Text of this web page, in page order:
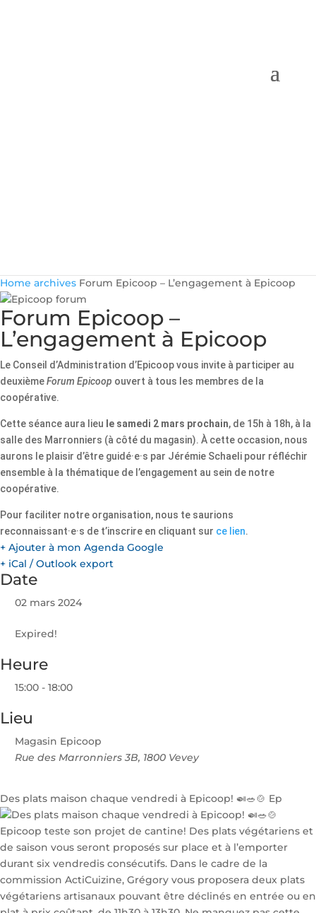
Home archives Forum Epicoop – L’engagement à Epicoop
Forum Epicoop –
L’engagement à Epicoop
Le Conseil d’Administration d’Epicoop vous invite à participer au
deuxièmeForum Epicoop ouvert à tous les membres de la
coopérative.
Cette séance aura lieu le samedi 2 mars prochain, de 15h à 18h, à la
salle des Marronniers (à côté du magasin). À cette occasion, nous
aurons le plaisir d’être guidé·e·s par Jérémie Schaeli pour réfléchir
ensemble à la thématique de l’engagement au sein de notre
coopérative.
Pour faciliter notre organisation, nous te saurions
reconnaissant·e·s de t’inscrire en cliquant sur ce lien.
+ Ajouter à mon Agenda Google
+ iCal / Outlook export
Date
02 mars 2024
Expired!
Heure
15:00 - 18:00
Lieu
Magasin Epicoop
Rue des Marronniers 3B, 1800 Vevey
Des plats maison chaque vendredi à Epicoop! 🍛🥗🍲 Ep